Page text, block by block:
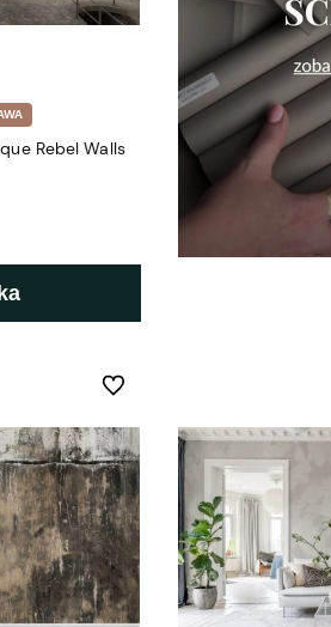
Rebel Walls
Do ulubionych